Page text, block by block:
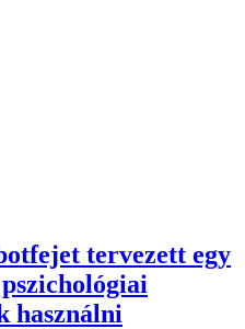
tervezett egy
használni